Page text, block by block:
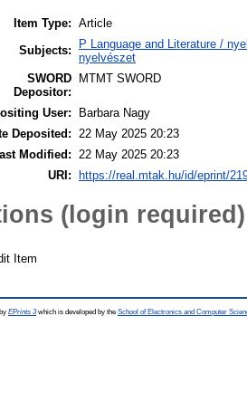
Item Type: Article
Subjects:
P Language and Literature /
nyelvészet
SWORD
Depositor:
MTMT SWORD
User:
Barbara Nagy
Deposited:
22 May 2025 20:23
Modified:
22 May 2025 20:23
URI: https://real.mtak.hu/id/eprint/
(login required)
Item
EPrints 3which is developed by the School of Electronics and Computer